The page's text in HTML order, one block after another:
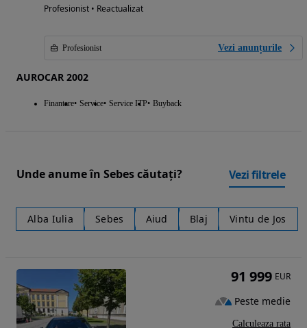
Profesionist • Reactualizat
Profesionist Vezi anunțurile
AUROCAR 2002
Finantare Service Service ITP Buyback
Unde anume în Sebes căutați? Vezi filtrele
Alba Iulia Sebes Aiud Blaj Vintu de Jos
91 999 EUR
Peste medie
Calculeaza rata